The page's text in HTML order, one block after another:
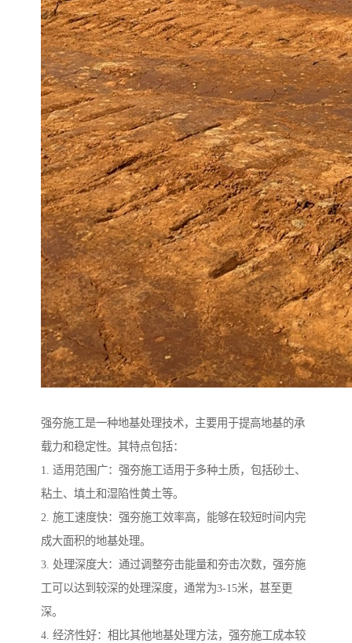
强夯施工是一种地基处理技术，主要用于提高地基的承
载力和稳定性。其特点包括：
1. 适用范围广：强夯施工适用于多种土质，包括砂土、
粘土、填土和湿陷性黄土等。
2. 施工速度快：强夯施工效率高，能够在较短时间内完
成大面积的地基处理。
3. 处理深度大：通过调整夯击能量和夯击次数，强夯施
工可以达到较深的处理深度，通常为3-15米，甚至更
深。
4. 经济性好：相比其他地基处理方法，强夯施工成本较